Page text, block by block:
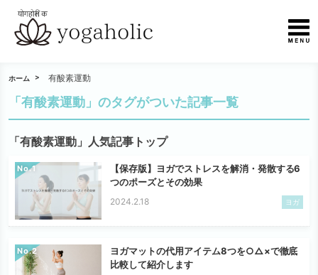
ホーム 有酸素運動
「有酸素運動」のタグがついた記事一覧
「有酸素運動」人気記事トップ
No.
【保存版】ヨガでストレスを解消・発散する6
つのポーズとその効果
2024.2.18 ヨガ
No.
ヨガマットの代用アイテム8つを○△×で徹底
比較して紹介します